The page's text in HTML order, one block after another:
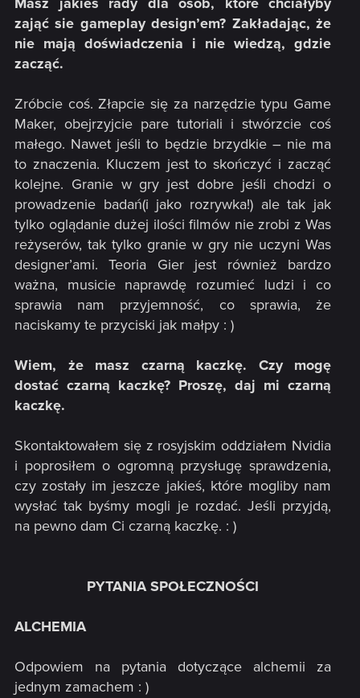
zająć sie gameplay design’em? Zakładając, że
nie mają doświadczenia i nie wiedzą, gdzie
zacząć.
Zróbcie coś. Złapcie się za narzędzie typu Game
Maker, obejrzyjcie pare tutoriali i stwórzcie coś
małego. Nawet jeśli to będzie brzydkie – nie ma
to znaczenia. Kluczem jest to skończyć i zacząć
kolejne. Granie w gry jest dobre jeśli chodzi o
prowadzenie badań(i jako rozrywka!) ale tak jak
tylko oglądanie dużej ilości filmów nie zrobi z Was
reżyserów, tak tylko granie w gry nie uczyni Was
designer’ami. Teoria Gier jest również bardzo
ważna, musicie naprawdę rozumieć ludzi i co
sprawia nam przyjemność, co sprawia, że
naciskamy te przyciski jak małpy : )
Wiem, że masz czarną kaczkę. Czy mogę
dostać czarną kaczkę? Proszę, daj mi czarną
kaczkę.
Skontaktowałem się z rosyjskim oddziałem Nvidia
i poprosiłem o ogromną przysługę sprawdzenia,
czy zostały im jeszcze jakieś, które mogliby nam
wysłać tak byśmy mogli je rozdać. Jeśli przyjdą,
na pewno dam Ci czarną kaczkę. : )
PYTANIA SPOŁECZNOŚCI
ALCHEMIA
Odpowiem na pytania dotyczące alchemii za
jednym zamachem : )